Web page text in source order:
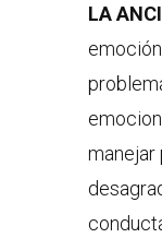
LA
manejar